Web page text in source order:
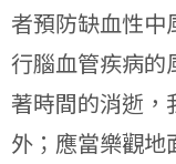
者預防缺血性中
行腦血管疾病的
著時間的消逝，
外；應當樂觀地